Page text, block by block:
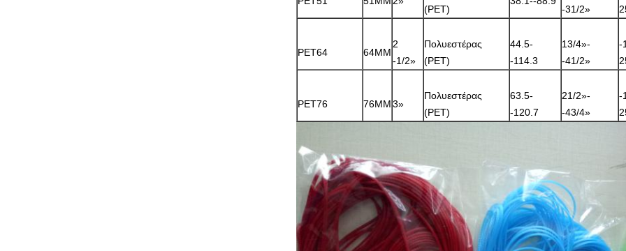
(PET)
-31/2»
PET64 64MM
2
-1/2»
Πολυεστέρας
(PET)
44.5-
-114.3
13/4»-
-41/2»
-
PET76 76MM3»
Πολυεστέρας
(PET)
63.5-
-120.7
21/2»-
-43/4»
-